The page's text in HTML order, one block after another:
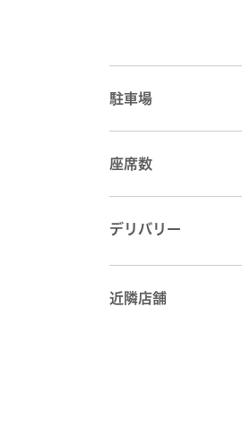
駐車場
座席数
デリバリー
近隣店舗